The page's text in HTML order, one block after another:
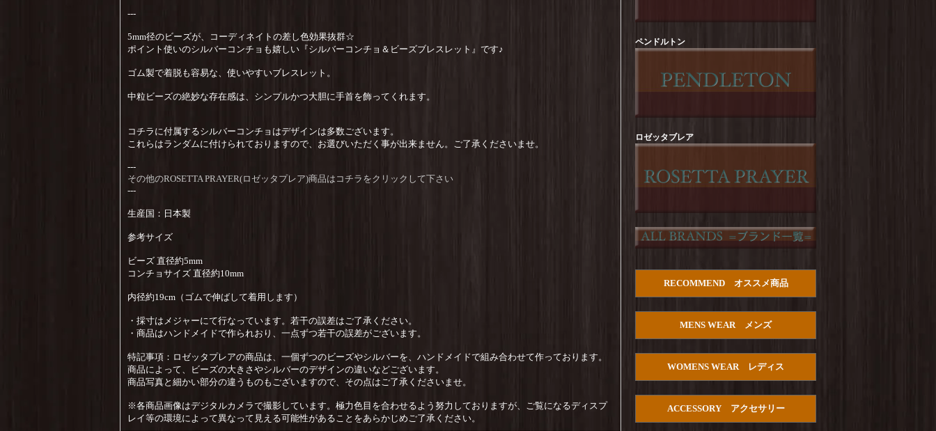
---
5mm径のビーズが、コーディネイトの差し色効果抜群☆
ポイント使いのシルバーコンチョも嬉しい『シルバーコンチョ＆ビーズブレスレット』です♪
ゴム製で着脱も容易な、使いやすいブレスレット。
中粒ビーズの絶妙な存在感は、シンプルかつ大胆に手首を飾ってくれます。
コチラに付属するシルバーコンチョはデザインは多数ございます。
これらはランダムに付けられておりますので、お選びいただく事が出来ません。ご了承くださいませ。
---
その他のROSETTA PRAYER(ロゼッタプレア)商品はコチラをクリックして下さい
---
生産国：日本製
参考サイズ
ビーズ 直径約5mm
コンチョサイズ 直径約10mm
内径約19cm（ゴムで伸ばして着用します）
・採寸はメジャーにて行なっています。若干の誤差はご了承ください。
・商品はハンドメイドで作られおり、一点ずつ若干の誤差がございます。
特記事項：ロゼッタプレアの商品は、一個ずつのビーズやシルバーを、ハンドメイドで組み合わせて作っております。
商品によって、ビーズの大きさやシルバーのデザインの違いなどございます。
商品写真と細かい部分の違うものもございますので、その点はご了承くださいませ。
※各商品画像はデジタルカメラで撮影しています。極力色目を合わせるよう努力しておりますが、ご覧になるディスプ
レイ等の環境によって異なって見える可能性があることをあらかじめご了承ください。
ました！
Arvor Maree : SAILOR-2 PILE POLO
ました！
Manual Alphabet : Dry Poplin S/S Open Collar
SHTを更新しました！
TURN ME ON : Cotton Gauze Open Collar Shirt
を更新しました！
PENDLETON : Double Gauze PW Open Collar
Shirt S/Sを更新しました！
ペンドルトン
ロゼッタブレア
RECOMMEND オススメ商品
MENS WEAR メンズ
WOMENS WEAR レディス
ACCESSORY アクセサリー